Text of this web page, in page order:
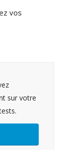
vos
sur votre